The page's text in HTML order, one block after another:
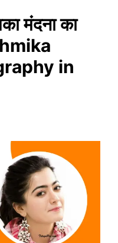
मंदना का
in